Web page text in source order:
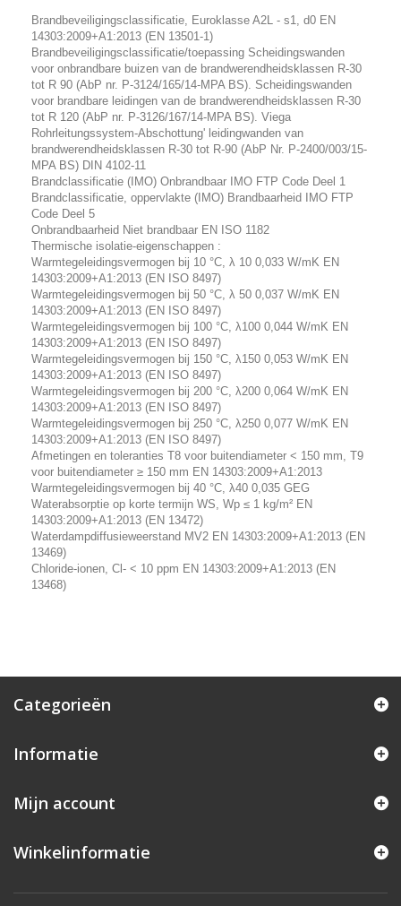
Brandbeveiligingsclassificatie, Euroklasse A2L - s1, d0 EN
14303:2009+A1:2013 (EN 13501-1)
Brandbeveiligingsclassificatie/toepassing Scheidingswanden
voor onbrandbare buizen van de brandwerendheidsklassen R-30
tot R 90 (AbP nr. P-3124/165/14-MPA BS). Scheidingswanden
voor brandbare leidingen van de brandwerendheidsklassen R-30
tot R 120 (AbP nr. P-3126/167/14-MPA BS). Viega
Rohrleitungssystem-Abschottung' leidingwanden van
brandwerendheidsklassen R-30 tot R-90 (AbP Nr. P-2400/003/15-
MPA BS) DIN 4102-11
Brandclassificatie (IMO) Onbrandbaar IMO FTP Code Deel 1
Brandclassificatie, oppervlakte (IMO) Brandbaarheid IMO FTP
Code Deel 5
Onbrandbaarheid Niet brandbaar EN ISO 1182
Thermische isolatie-eigenschappen :
Warmtegeleidingsvermogen bij 10 °C, λ 10 0,033 W/mK EN
14303:2009+A1:2013 (EN ISO 8497)
Warmtegeleidingsvermogen bij 50 °C, λ 50 0,037 W/mK EN
14303:2009+A1:2013 (EN ISO 8497)
Warmtegeleidingsvermogen bij 100 °C, λ100 0,044 W/mK EN
14303:2009+A1:2013 (EN ISO 8497)
Warmtegeleidingsvermogen bij 150 °C, λ150 0,053 W/mK EN
14303:2009+A1:2013 (EN ISO 8497)
Warmtegeleidingsvermogen bij 200 °C, λ200 0,064 W/mK EN
14303:2009+A1:2013 (EN ISO 8497)
Warmtegeleidingsvermogen bij 250 °C, λ250 0,077 W/mK EN
14303:2009+A1:2013 (EN ISO 8497)
Afmetingen en toleranties T8 voor buitendiameter < 150 mm, T9
voor buitendiameter ≥ 150 mm EN 14303:2009+A1:2013
Warmtegeleidingsvermogen bij 40 °C, λ40 0,035 GEG
Waterabsorptie op korte termijn WS, Wp ≤ 1 kg/m² EN
14303:2009+A1:2013 (EN 13472)
Waterdampdiffusieweerstand MV2 EN 14303:2009+A1:2013 (EN
13469)
Chloride-ionen, Cl- < 10 ppm EN 14303:2009+A1:2013 (EN
13468)
Categorieën
Informatie
Mijn account
Winkelinformatie